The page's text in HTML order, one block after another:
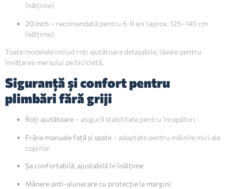
înălțime)
20 inch – recomandată pentru 6-9 ani (aprox. 125–140 cm
înălțime)
Toate modelele includ roți ajutătoare detașabile, ideale pentru
învățarea mersului pe bicicletă.
Siguranță și confort pentru
plimbări fără griji
Roți ajutătoare – asigură stabilitate pentru începători
Frâne manuale față și spate – adaptate pentru mâinile mici ale
copiilor
Șa confortabilă, ajustabilă în înălțime
Mânere anti-alunecare cu protecție la margini